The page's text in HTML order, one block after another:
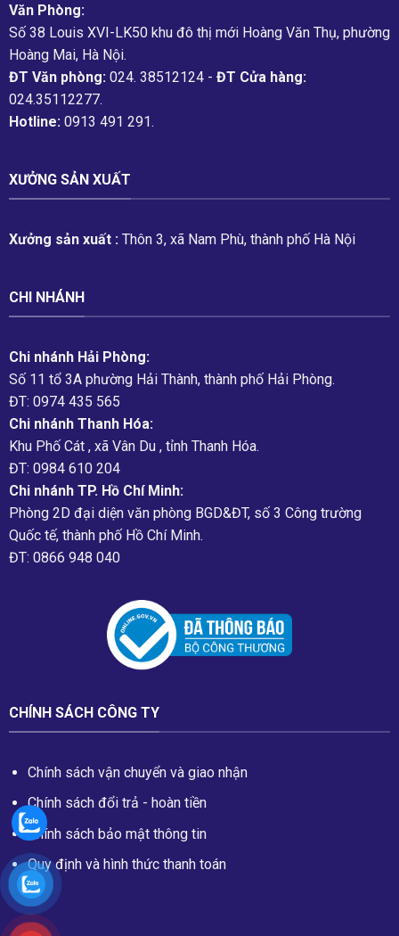
Văn Phòng:
Số 38 Louis XVI-LK50 khu đô thị mới Hoàng Văn Thụ, phường
Hoàng Mai, Hà Nội.
ĐT Văn phòng:024. 38512124 - ĐT Cửa hàng:
024.35112277.
Hotline:0913 491 291.
XƯỞNG SẢN XUẤT
Xưởng sản xuất :Thôn 3, xã Nam Phù, thành phố Hà Nội
CHI NHÁNH
Chi nhánh Hải Phòng:
Số 11 tổ 3A phường Hải Thành, thành phố Hải Phòng.
ĐT: 0974 435 565
Chi nhánh Thanh Hóa:
Khu Phố Cát , xã Vân Du , tỉnh Thanh Hóa.
ĐT: 0984 610 204
Chi nhánh TP. Hồ Chí Minh:
Phòng 2D đại diện văn phòng BGD&ĐT, số 3 Công trường
Quốc tế, thành phố Hồ Chí Minh.
ĐT: 0866 948 040
CHÍNH SÁCH CÔNG TY
Chính sách vận chuyển và giao nhận
Chính sách đổi trả - hoàn tiền
Chính sách bảo mật thông tin
Quy định và hình thức thanh toán